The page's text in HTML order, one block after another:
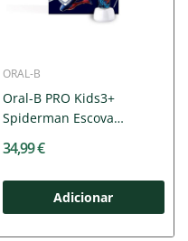
ORAL-B
Oral-B PRO Kids3+
Spiderman Escova
34,99 €
Adicionar